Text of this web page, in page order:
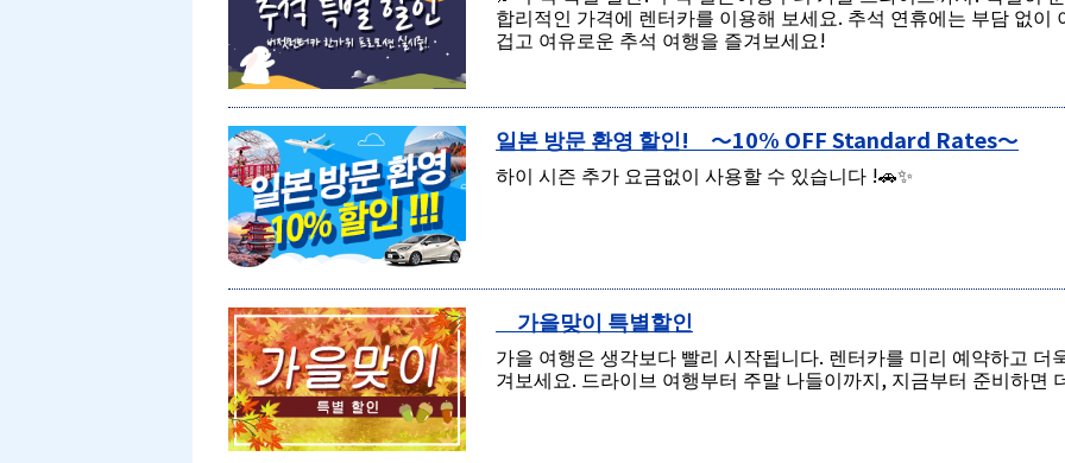
합리적인 가격에 렌터카를 이용해 보세요. 추석 연휴에는 부담 없이
겁고 여유로운 추석 여행을 즐겨보세요!
일본 방문 환영 할인! ～10% OFF Standard Rates～
하이 시즌 추가 요금없이 사용할 수 있습니다 !🚗✨
가을맞이 특별할인
가을 여행은 생각보다 빨리 시작됩니다. 렌터카를 미리 예약하고 더
겨보세요. 드라이브 여행부터 주말 나들이까지, 지금부터 준비하면